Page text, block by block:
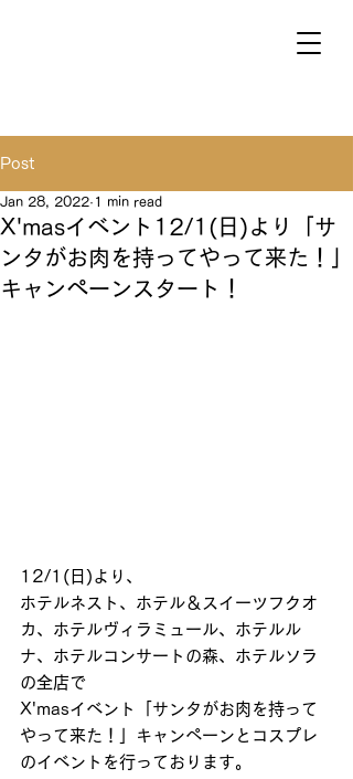
Post
X'masイベント12/1(日)より「サ
ンタがお肉を持ってやって来た！」
キャンペーンスタート！
Jan 28, 2022 1 min read
12/1(日)より、
ホテルネスト、ホテル＆スイーツフクオ
カ、ホテルヴィラミュール、ホテルル
ナ、ホテルコンサートの森、ホテルソラ
の全店で
X'masイベント「サンタがお肉を持って
やって来た！」キャンペーンとコスプレ
のイベントを行っております。